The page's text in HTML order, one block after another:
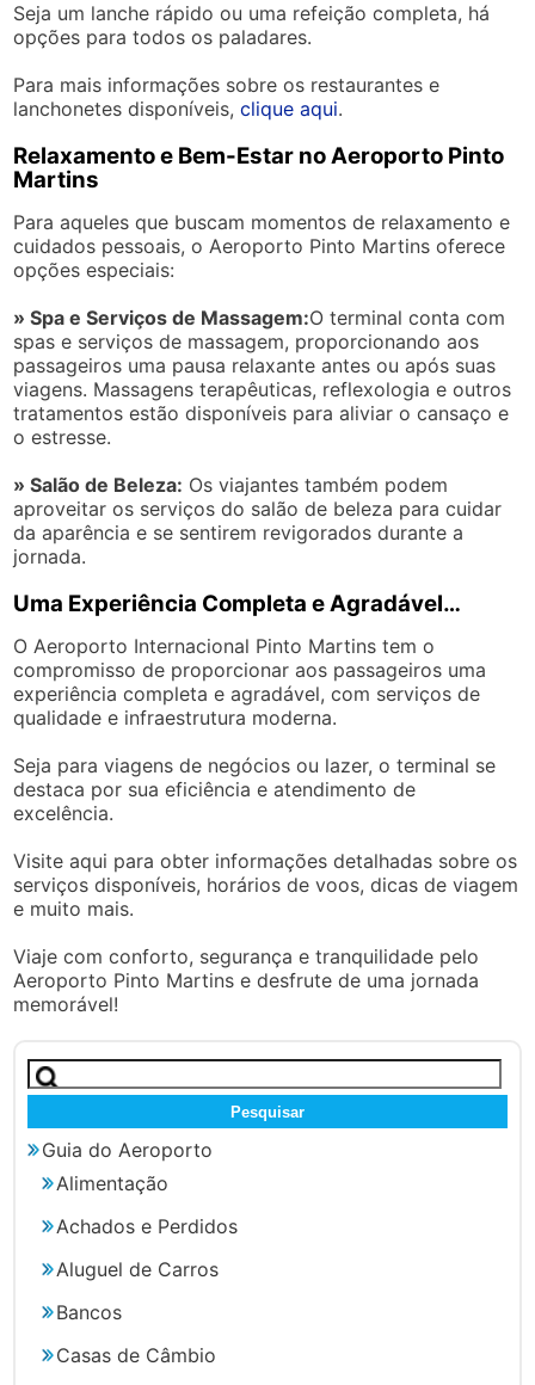
Seja um lanche rápido ou uma refeição completa, há
opções para todos os paladares.
Para mais informações sobre os restaurantes e
lanchonetes disponíveis,clique aqui.
Relaxamento e Bem-Estar no Aeroporto Pinto
Martins
Para aqueles que buscam momentos de relaxamento e
cuidados pessoais, o Aeroporto Pinto Martins oferece
opções especiais:
» Spa e Serviços de Massagem:O terminal conta com
spas e serviços de massagem, proporcionando aos
passageiros uma pausa relaxante antes ou após suas
viagens. Massagens terapêuticas, reflexologia e outros
tratamentos estão disponíveis para aliviar o cansaço e
o estresse.
» Salão de Beleza: Os viajantes também podem
aproveitar os serviços do salão de beleza para cuidar
da aparência e se sentirem revigorados durante a
jornada.
Uma Experiência Completa e Agradável…
O Aeroporto Internacional Pinto Martins tem o
compromisso de proporcionar aos passageiros uma
experiência completa e agradável, com serviços de
qualidade e infraestrutura moderna.
Seja para viagens de negócios ou lazer, o terminal se
destaca por sua eficiência e atendimento de
excelência.
Visite aqui para obter informações detalhadas sobre os
serviços disponíveis, horários de voos, dicas de viagem
e muito mais.
Viaje com conforto, segurança e tranquilidade pelo
Aeroporto Pinto Martins e desfrute de uma jornada
memorável!
Pesquisar
por:
Guia do Aeroporto
Alimentação
Achados e Perdidos
Aluguel de Carros
Bancos
Casas de Câmbio